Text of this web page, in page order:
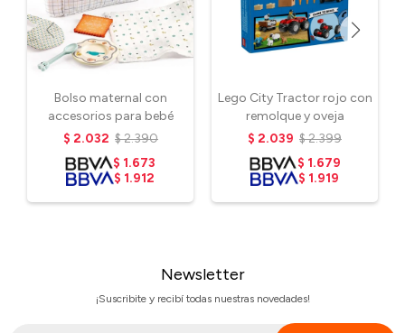
Bolso maternal con
accesorios para bebé
$ 2.032 $2.390
$ 1.673
$ 1.912
Lego City Tractor rojo con
remolque y oveja
$ 2.039 $2.399
$ 1.679
$ 1.919
Newsletter
¡Suscribite y recibí todas nuestras novedades!